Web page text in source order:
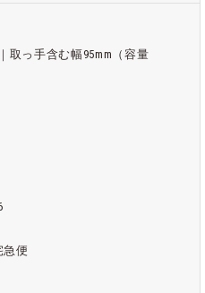
取っ手含む幅95mm（容量
便